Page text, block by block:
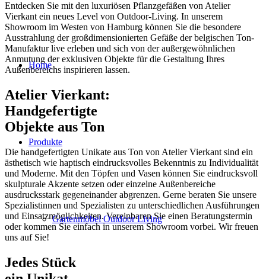
Home
Produkte
Gartenmöbel Outdoor Living
Entdecken Sie mit den luxuriösen Pflanzgefäßen von Atelier
Vierkant ein neues Level von Outdoor-Living. In unserem
Showroom im Westen von Hamburg können Sie die besondere
Ausstrahlung der großdimensionierten Gefäße der belgischen Ton-
Manufaktur live erleben und sich von der außergewöhnlichen
Anmutung der exklusiven Objekte für die Gestaltung Ihres
Außenbereichs inspirieren lassen.
Atelier Vierkant:
Handgefertigte
Objekte aus Ton
Die handgefertigten Unikate aus Ton von Atelier Vierkant sind ein
ästhetisch wie haptisch eindrucksvolles Bekenntnis zu Individualität
und Moderne. Mit den Töpfen und Vasen können Sie eindrucksvoll
skulpturale Akzente setzen oder einzelne Außenbereiche
ausdrucksstark gegeneinander abgrenzen. Gerne beraten Sie unsere
Spezialistinnen und Spezialisten zu unterschiedlichen Ausführungen
und Einsatzmöglichkeiten. Vereinbaren Sie einen Beratungstermin
oder kommen Sie einfach in unserem Showroom vorbei. Wir freuen
uns auf Sie!
Jedes Stück